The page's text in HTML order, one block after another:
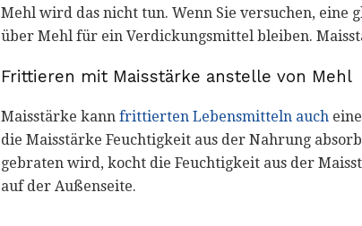
Mehl wird das nicht tun. Wenn Sie versuchen, eine
über Mehl für ein Verdickungsmittel bleiben.
Frittieren mit Maisstärke anstelle von Mehl
Maisstärke kann frittierten Lebensmitteln auch
die Maisstärke Feuchtigkeit aus der Nahrung
gebraten wird, kocht die Feuchtigkeit aus der
auf der Außenseite.